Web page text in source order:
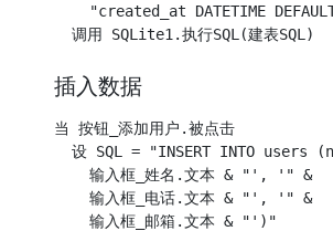
"created_at DATETIME
插入数据
当 按钮_添加用户.被点击
设 SQL = "INSERT INTO users
    输入框_姓名.文本 & "', '" &
    输入框_电话.文本 & "', '" &
    输入框_邮箱.文本 & "')"